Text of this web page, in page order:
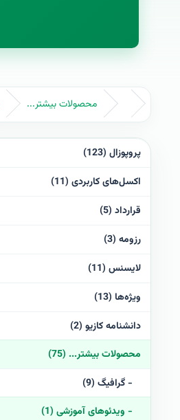
محصولات بیشتر...
پروپوزال (123)
اکسل‌های کاربردی (11)
قرارداد (5)
رزومه (3)
لایسنس (11)
ویژه‌ها (13)
دانشنامه کازیو (2)
محصولات بیشتر... (75)
- گرافيگ (9)
- ویدئوهای آموزشی (1)